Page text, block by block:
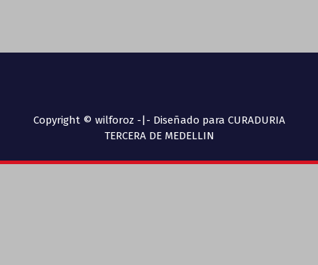
Copyright © wilforoz -|- Diseñado para CURADURIA
TERCERA DE MEDELLIN